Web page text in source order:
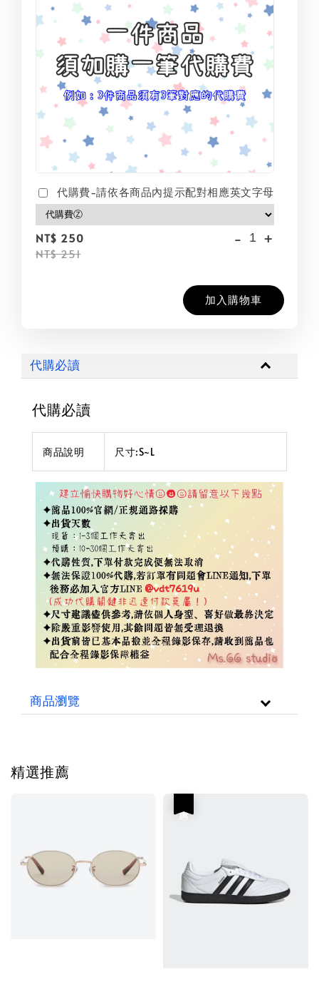
代購費-請依各商品內提示配對相應英文字母
NT$ 250
NT$ 251
- +
加入購物車
代購必讀
代購必讀
商品說明 尺寸:S~L
商品瀏覽
精選推薦